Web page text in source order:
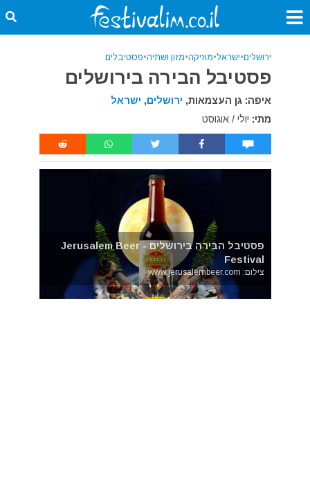
ירושלים•ישראל•מוזיקה•מזון ושתיה•פסטיבלים
פסטיבל הבירה בירושלים
איפה: גן העצמאות, ירושלים, ישראל
מתי: יולי / אוגוסט
פסטיבל הבירה בירושלים - Jerusalem Beer
Festival
צילום: www.jerusalembeer.com